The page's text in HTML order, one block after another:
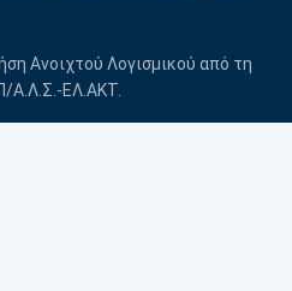
Ανοιχτού Λογισμικού από τη
Α.Λ.Σ.-ΕΛ.ΑΚΤ.